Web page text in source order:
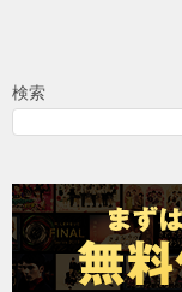
検索